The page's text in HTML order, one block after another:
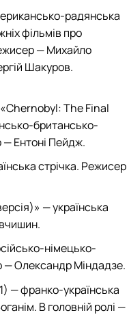
радянська
фільмів про
— Михайло
Шакуров.
The Final
британсько-
— Ентоні Пейдж.
стрічка. Режисер
— українська
німецько-
— Олександр Міндадзе.
— франко-українська
В головній ролі —